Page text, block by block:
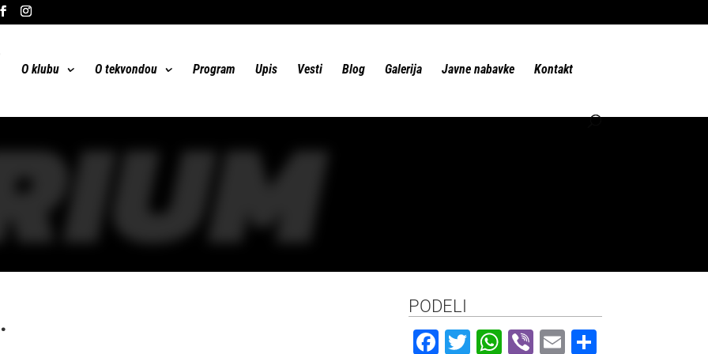
O klubu O tekvondou Program Upis Vesti Blog Galerija Javne nabavke Kontakt
PODELI
F T W Vi E